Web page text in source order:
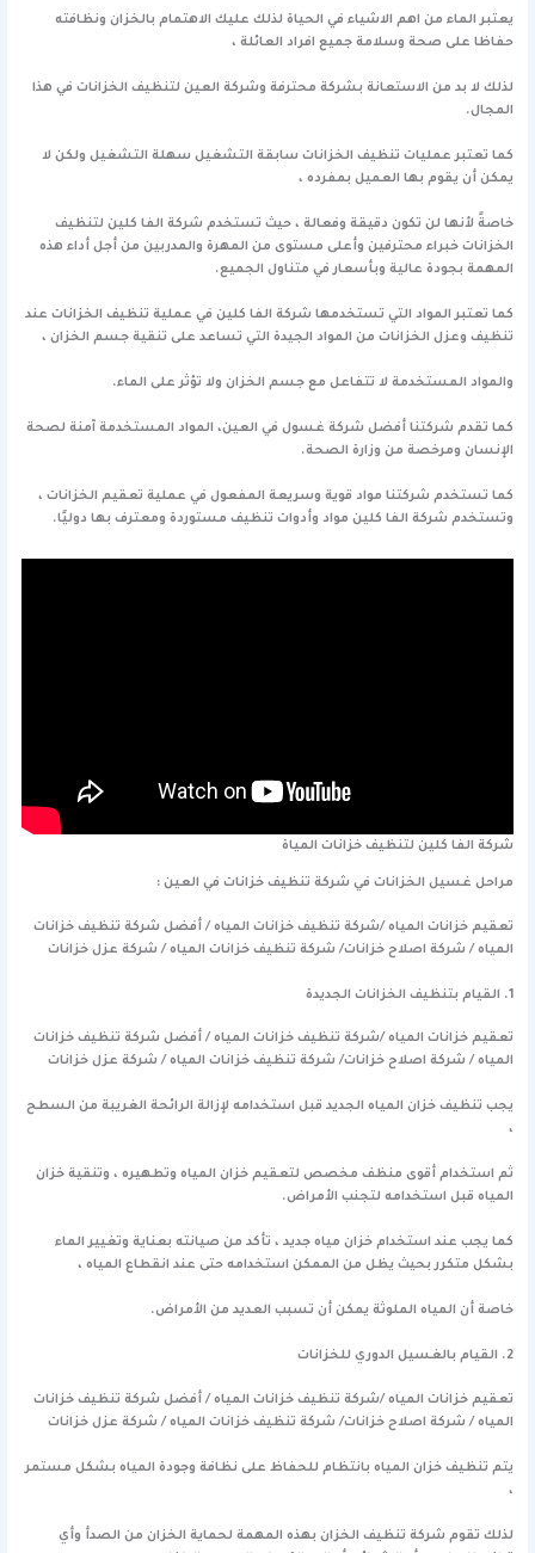
يعتبر الماء من اهم الاشياء في الحياة لذلك عليك الاهتمام بالخزان ونظافته
حفاظا على صحة وسلامة جميع افراد العائلة ،
لذلك لا بد من الاستعانة بشركة محترفة وشركة العين لتنظيف الخزانات في هذا
المجال.
كما تعتبر عمليات تنظيف الخزانات سابقة التشغيل سهلة التشغيل ولكن لا
يمكن أن يقوم بها العميل بمفرده ،
خاصةً لأنها لن تكون دقيقة وفعالة ، حيث تستخدم شركة الفا كلين لتنظيف
الخزانات خبراء محترفين وأعلى مستوى من المهرة والمدربين من أجل أداء هذه
المهمة بجودة عالية وبأسعار في متناول الجميع.
كما تعتبر المواد التي تستخدمها شركة الفا كلين في عملية تنظيف الخزانات عند
تنظيف وعزل الخزانات من المواد الجيدة التي تساعد على تنقية جسم الخزان ،
والمواد المستخدمة لا تتفاعل مع جسم الخزان ولا تؤثر على الماء.
كما تقدم شركتنا أفضل شركة غسول في العين، المواد المستخدمة آمنة لصحة
الإنسان ومرخصة من وزارة الصحة.
كما تستخدم شركتنا مواد قوية وسريعة المفعول في عملية تعقيم الخزانات ،
وتستخدم شركة الفا كلين مواد وأدوات تنظيف مستوردة ومعترف بها دوليًا.
شركة الفا كلين لتنظيف خزانات المياة
مراحل غسيل الخزانات في شركة تنظيف خزانات في العين :
تعقيم خزانات المياه /شركة تنظيف خزانات المياه / أفضل شركة تنظيف خزانات
المياه / شركة اصلاح خزانات/ شركة تنظيف خزانات المياه / شركة عزل خزانات
1. القيام بتنظيف الخزانات الجديدة
تعقيم خزانات المياه /شركة تنظيف خزانات المياه / أفضل شركة تنظيف خزانات
المياه / شركة اصلاح خزانات/ شركة تنظيف خزانات المياه / شركة عزل خزانات
يجب تنظيف خزان المياه الجديد قبل استخدامه لإزالة الرائحة الغريبة من السطح
،
ثم استخدام أقوى منظف مخصص لتعقيم خزان المياه وتطهيره ، وتنقية خزان
المياه قبل استخدامه لتجنب الأمراض.
كما يجب عند استخدام خزان مياه جديد ، تأكد من صيانته بعناية وتغيير الماء
بشكل متكرر بحيث يظل من الممكن استخدامه حتى عند انقطاع المياه ،
خاصة أن المياه الملوثة يمكن أن تسبب العديد من الأمراض.
2. القيام بالغسيل الدوري للخزانات
تعقيم خزانات المياه /شركة تنظيف خزانات المياه / أفضل شركة تنظيف خزانات
المياه / شركة اصلاح خزانات/ شركة تنظيف خزانات المياه / شركة عزل خزانات
يتم تنظيف خزان المياه بانتظام للحفاظ على نظافة وجودة المياه بشكل مستمر
،
لذلك تقوم شركة تنظيف الخزان بهذه المهمة لحماية الخزان من الصدأ وأي